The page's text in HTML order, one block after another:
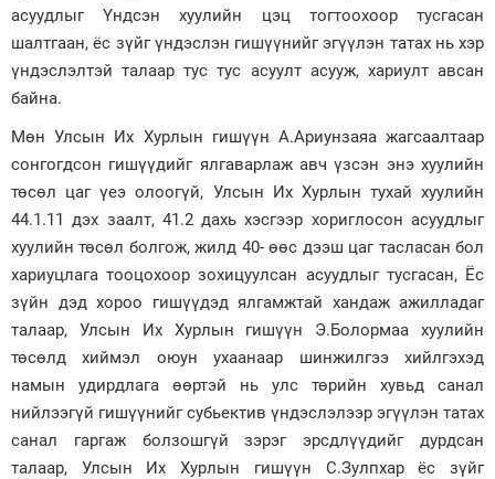
асуудлыг Үндсэн хуулийн цэц тогтоохоор тусгасан
шалтгаан, ёс зүйг үндэслэн гишүүнийг эгүүлэн татах нь хэр
үндэслэлтэй талаар тус тус асуулт асууж, хариулт авсан
байна.
Мөн Улсын Их Хурлын гишүүн А.Ариунзаяа жагсаалтаар
сонгогдсон гишүүдийг ялгаварлаж авч үзсэн энэ хуулийн
төсөл цаг үеэ олоогүй, Улсын Их Хурлын тухай хуулийн
44.1.11 дэх заалт, 41.2 дахь хэсгээр хориглосон асуудлыг
хуулийн төсөл болгож, жилд 40- өөс дээш цаг тасласан бол
хариуцлага тооцохоор зохицуулсан асуудлыг тусгасан, Ёс
зүйн дэд хороо гишүүдэд ялгамжтай хандаж ажилладаг
талаар, Улсын Их Хурлын гишүүн Э.Болормаа хуулийн
төсөлд хиймэл оюун ухаанаар шинжилгээ хийлгэхэд
намын удирдлага өөртэй нь улс төрийн хувьд санал
нийлээгүй гишүүнийг субьектив үндэслэлээр эгүүлэн татах
санал гаргаж болзошгүй зэрэг эрсдлүүдийг дурдсан
талаар, Улсын Их Хурлын гишүүн С.Зулпхар ёс зүйг